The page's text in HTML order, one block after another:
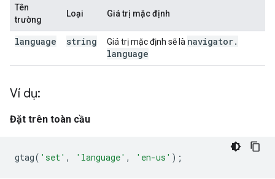
Tên
trường
Loại Giá trị mặc định
language string Giá trị mặc định sẽ là navigator.
language
Ví dụ:
Đặt trên toàn cầu
gtag( 'set' , 'language' , 'en-us' );